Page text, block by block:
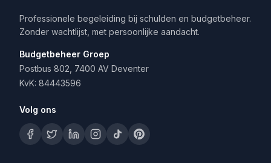
Professionele begeleiding bij schulden en budgetbeheer.
Zonder wachtlijst, met persoonlijke aandacht.
Budgetbeheer Groep
Postbus 802, 7400 AV Deventer
KvK: 84443596
Volg ons